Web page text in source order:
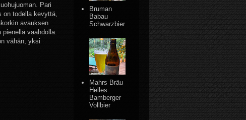
Pari
todella kevyttä,
avauksen
vaahdolla.
vähän, yksi
Bruman
Babau
Schwarzbier
Mahrs Bräu
Helles
Bamberger
Vollbier